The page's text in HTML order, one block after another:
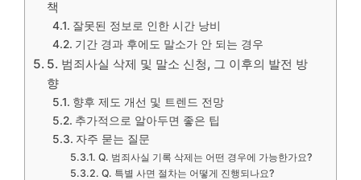
책
잘못된 정보로 인한 시간 낭비
기간 경과 후에도 말소가 안 되는 경우
5. 범죄사실 삭제 및 말소 신청, 그 이후의 발전 방
향
향후 제도 개선 및 트렌드 전망
추가적으로 알아두면 좋은 팁
자주 묻는 질문
Q. 범죄사실 기록 삭제는 어떤 경우에 가능한가요?
Q. 특별 사면 절차는 어떻게 진행되나요?